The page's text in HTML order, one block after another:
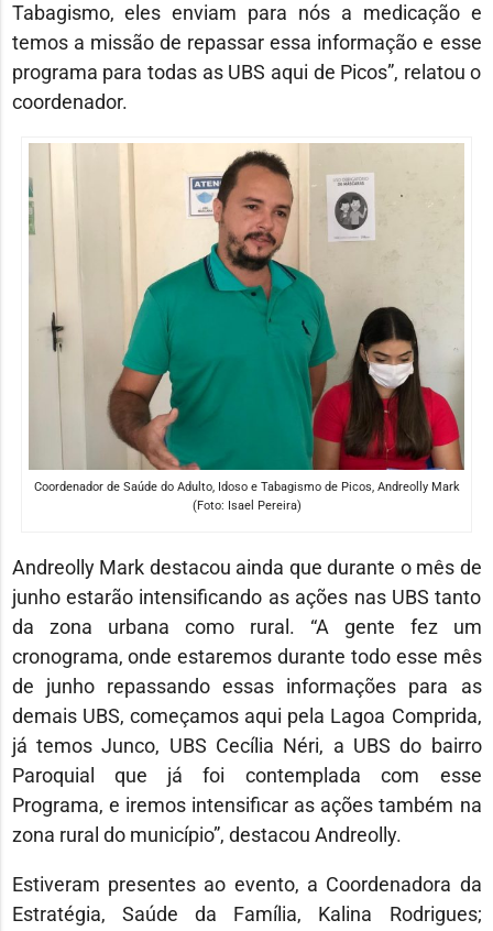
Tabagismo, eles enviam para nós a medicação e
temos a missão de repassar essa informação e esse
programa para todas as UBS aqui de Picos”, relatou o
coordenador.
Coordenador de Saúde do Adulto, Idoso e Tabagismo de Picos, Andreolly Mark
(Foto: Isael Pereira)
Andreolly Mark destacou ainda que durante o mês de
junho estarão intensificando as ações nas UBS tanto
da zona urbana como rural. “A gente fez um
cronograma, onde estaremos durante todo esse mês
de junho repassando essas informações para as
demais UBS, começamos aqui pela Lagoa Comprida,
já temos Junco, UBS Cecília Néri, a UBS do bairro
Paroquial que já foi contemplada com esse
Programa, e iremos intensificar as ações também na
zona rural do município”, destacou Andreolly.
Estiveram presentes ao evento, a Coordenadora da
Estratégia, Saúde da Família, Kalina Rodrigues;